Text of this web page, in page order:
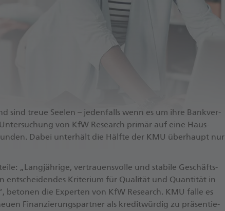
sind treue See­len – je­den­falls wenn es um ihre Bank­ver­
von KfW Re­se­arch pri­mär auf eine Haus­
Dabei un­ter­hält die Hälf­te der KMU über­haupt nur
„Lang­jäh­ri­ge, ver­trau­ens­vol­le und sta­bi­le Ge­schäfts­
ent­schei­den­des Kri­te­ri­um für Qua­li­tät und Quan­ti­tät in
die Ex­per­ten von KfW Re­se­arch. KMU falle es
Fi­nan­zie­rungs­part­ner als kre­dit­wür­dig zu prä­sen­tie­